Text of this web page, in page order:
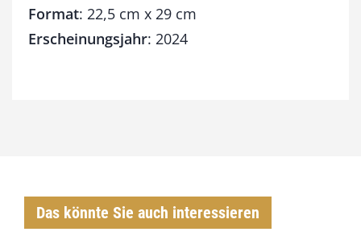
Format: 22,5 cm x 29 cm
Erscheinungsjahr: 2024
Das könnte Sie auch interessieren